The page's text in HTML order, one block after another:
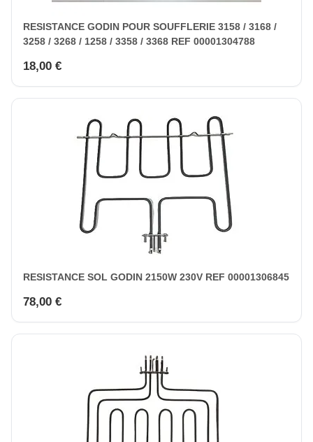
RESISTANCE GODIN POUR SOUFFLERIE 3158 / 3168 /
3258 / 3268 / 1258 / 3358 / 3368 REF 00001304788
18,00 €
RESISTANCE SOL GODIN 2150W 230V REF 00001306845
78,00 €